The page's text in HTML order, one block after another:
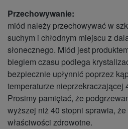
Przechowywanie:
miód należy przechowywać w
suchym i chłodnym miejscu z
słonecznego. Miód jest
biegiem czasu podlega
bezpiecznie upłynnić poprzez
temperaturze nieprzekraczającej
Prosimy pamiętać, że
wyższej niż 40 stopni sprawia,
właściwości zdrowotne.